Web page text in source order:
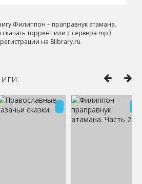
Филиппон – праправнук атамана.
торрент или с сервера mp3
на 8library.ru.